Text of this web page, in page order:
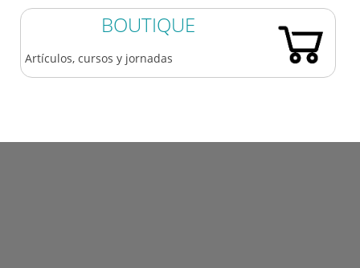
BOUTIQUE
Artículos, cursos y jornadas